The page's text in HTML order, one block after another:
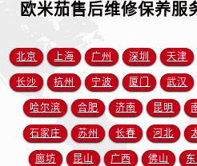
欧米茄售后维修保养服
北京 上海 广州 深圳 天津
长沙 杭州 宁波 厦门 武汉
哈尔滨 合肥 济南 昆明
石家庄 苏州 长春 河北
廊坊 昆山 广西 佛山